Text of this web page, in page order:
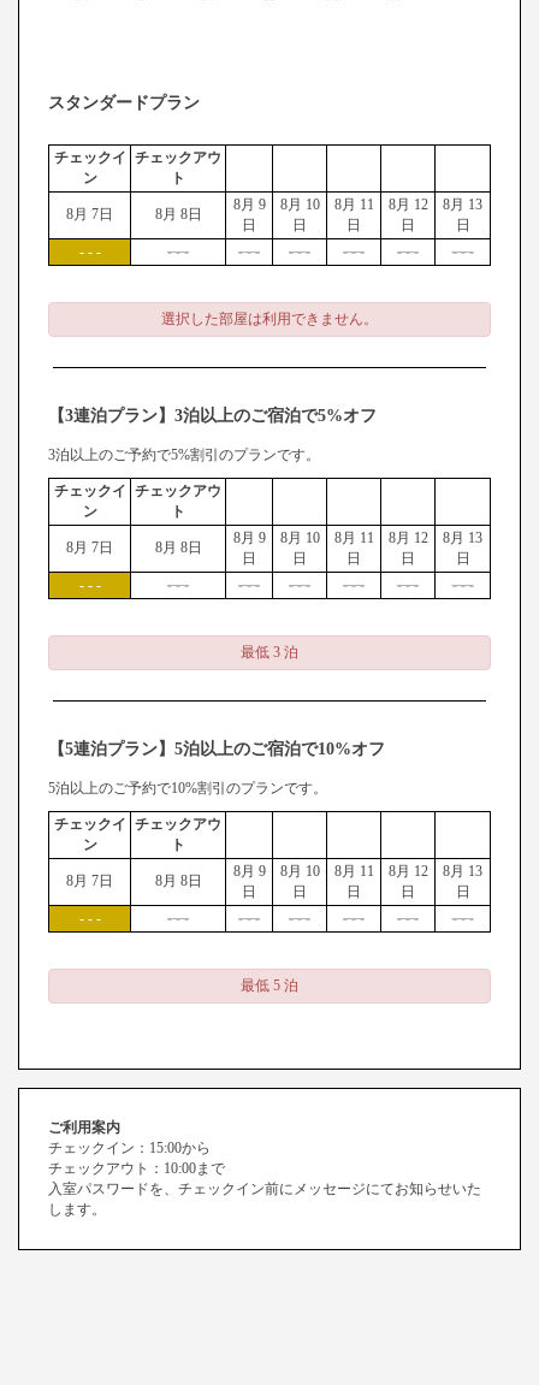
スタンダードプラン
チェックイ
ン
チェックアウ
ト
8月 7日 8月 8日
8月 9
日
8月 10
日
8月 11
日
8月 12
日
8月 13
日
- - -
- - - - - - - - - - - - - - - - - -
選択した部屋は利用できません。
【3連泊プラン】3泊以上のご宿泊で5%オフ
3泊以上のご予約で5%割引のプランです。
チェックイ
ン
チェックアウ
ト
8月 7日 8月 8日
8月 9
日
8月 10
日
8月 11
日
8月 12
日
8月 13
日
- - -
- - - - - - - - - - - - - - - - - -
最低 3 泊
【5連泊プラン】5泊以上のご宿泊で10%オフ
5泊以上のご予約で10%割引のプランです。
チェックイ
ン
チェックアウ
ト
8月 7日 8月 8日
8月 9
日
8月 10
日
8月 11
日
8月 12
日
8月 13
日
- - -
- - - - - - - - - - - - - - - - - -
最低 5 泊
ご利用案内
チェックイン：15:00から
チェックアウト：10:00まで
入室パスワードを、チェックイン前にメッセージにてお知らせいた
します。